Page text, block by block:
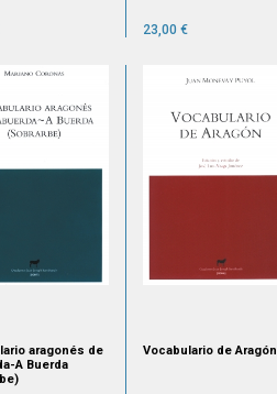
23,00 €
aragonés de
A Buerda
Vocabulario de Aragón